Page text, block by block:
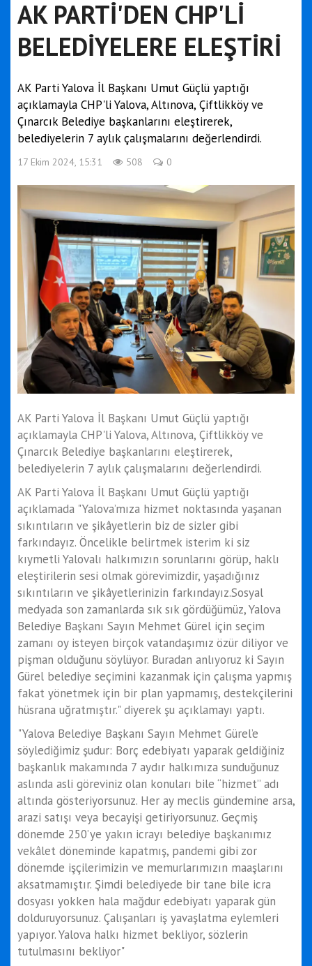
AK PARTİ'DEN CHP'Lİ
BELEDİYELERE ELEŞTİRİ
AK Parti Yalova İl Başkanı Umut Güçlü yaptığı
açıklamayla CHP'li Yalova, Altınova, Çiftlikköy ve
Çınarcık Belediye başkanlarını eleştirerek,
belediyelerin 7 aylık çalışmalarını değerlendirdi.
17 Ekim 2024, 15:31 508 0
AK Parti Yalova İl Başkanı Umut Güçlü yaptığı
açıklamayla CHP'li Yalova, Altınova, Çiftlikköy ve
Çınarcık Belediye başkanlarını eleştirerek,
belediyelerin 7 aylık çalışmalarını değerlendirdi.
AK Parti Yalova İl Başkanı Umut Güçlü yaptığı
açıklamada "Yalova’mıza hizmet noktasında yaşanan
sıkıntıların ve şikâyetlerin biz de sizler gibi
farkındayız. Öncelikle belirtmek isterim ki siz
kıymetli Yalovalı halkımızın sorunlarını görüp, haklı
eleştirilerin sesi olmak görevimizdir, yaşadığınız
sıkıntıların ve şikâyetlerinizin farkındayız.Sosyal
medyada son zamanlarda sık sık gördüğümüz, Yalova
Belediye Başkanı Sayın Mehmet Gürel için seçim
zamanı oy isteyen birçok vatandaşımız özür diliyor ve
pişman olduğunu söylüyor. Buradan anlıyoruz ki Sayın
Gürel belediye seçimini kazanmak için çalışma yapmış
fakat yönetmek için bir plan yapmamış, destekçilerini
hüsrana uğratmıştır." diyerek şu açıklamayı yaptı.
"Yalova Belediye Başkanı Sayın Mehmet Gürel’e
söylediğimiz şudur: Borç edebiyatı yaparak geldiğiniz
başkanlık makamında 7 aydır halkımıza sunduğunuz
aslında asli göreviniz olan konuları bile “hizmet” adı
altında gösteriyorsunuz. Her ay meclis gündemine arsa,
arazi satışı veya becayişi getiriyorsunuz. Geçmiş
dönemde 250’ye yakın icrayı belediye başkanımız
vekâlet döneminde kapatmış, pandemi gibi zor
dönemde işçilerimizin ve memurlarımızın maaşlarını
aksatmamıştır. Şimdi belediyede bir tane bile icra
dosyası yokken hala mağdur edebiyatı yaparak gün
dolduruyorsunuz. Çalışanları iş yavaşlatma eylemleri
yapıyor. Yalova halkı hizmet bekliyor, sözlerin
tutulmasını bekliyor"